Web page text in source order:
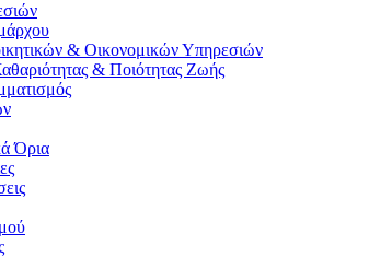
& Οικονομικών Υπηρεσιών
& Ποιότητας Ζωής
Όρια